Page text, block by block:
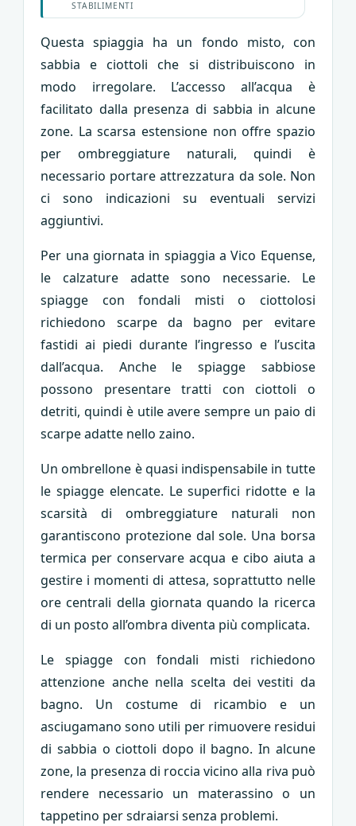
STABILIMENTI
Questa spiaggia ha un fondo misto, con
sabbia e ciottoli che si distribuiscono in
modo irregolare. L’accesso all’acqua è
facilitato dalla presenza di sabbia in alcune
zone. La scarsa estensione non offre spazio
per ombreggiature naturali, quindi è
necessario portare attrezzatura da sole. Non
ci sono indicazioni su eventuali servizi
aggiuntivi.
Per una giornata in spiaggia a Vico Equense,
le calzature adatte sono necessarie. Le
spiagge con fondali misti o ciottolosi
richiedono scarpe da bagno per evitare
fastidi ai piedi durante l’ingresso e l’uscita
dall’acqua. Anche le spiagge sabbiose
possono presentare tratti con ciottoli o
detriti, quindi è utile avere sempre un paio di
scarpe adatte nello zaino.
Un ombrellone è quasi indispensabile in tutte
le spiagge elencate. Le superfici ridotte e la
scarsità di ombreggiature naturali non
garantiscono protezione dal sole. Una borsa
termica per conservare acqua e cibo aiuta a
gestire i momenti di attesa, soprattutto nelle
ore centrali della giornata quando la ricerca
di un posto all’ombra diventa più complicata.
Le spiagge con fondali misti richiedono
attenzione anche nella scelta dei vestiti da
bagno. Un costume di ricambio e un
asciugamano sono utili per rimuovere residui
di sabbia o ciottoli dopo il bagno. In alcune
zone, la presenza di roccia vicino alla riva può
rendere necessario un materassino o un
tappetino per sdraiarsi senza problemi.